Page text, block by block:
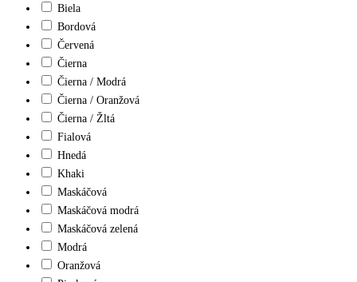
Biela
Bordová
Červená
Čierna
Čierna / Modrá
Čierna / Oranžová
Čierna / Žltá
Fialová
Hnedá
Khaki
Maskáčová
Maskáčová modrá
Maskáčová zelená
Modrá
Oranžová